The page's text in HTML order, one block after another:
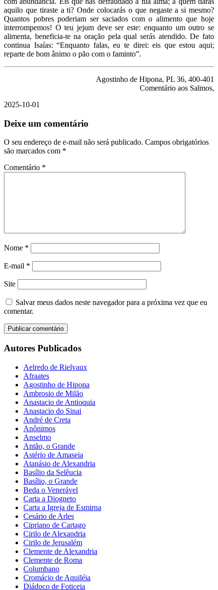
aquilo que tiraste a ti? Onde colocarás o que negaste a si mesmo?
Quantos pobres poderiam ser saciados com o alimento que hoje
interrompemos! O teu jejum deve ser este: enquanto um outro se
alimenta, beneficia-te na oração pela qual serás atendido. De fato
continua Isaías: “Enquanto falas, eu te direi: eis que estou aqui;
reparte de bom ânimo o pão com o faminto”.
Agostinho de Hipona, PL 36, 400-401
Comentário aos Salmos,
2025-10-01
Deixe um comentário
O seu endereço de e-mail não será publicado. Campos obrigatórios
são marcados com *
Comentário *
Nome *
E-mail *
Site
Salvar meus dados neste navegador para a próxima vez que eu
comentar.
Autores Publicados
Aelredo de Rielvaux
Afraates
Agostinho de Hipona
Ambrosio de Milão
Anastacio de Antioquia
Anastacio do Sinai
André de Creta
Anônimos
Anselmo
Antão, o Grande
Astério de Amaseia
Atanásio de Alexandria
Basílio da Selêucia
Basílio, o Grande
Beda o Venerável
Carta a Diogneto
Carta a Igreja de Esmirna
Cesário de Arles
Cipriano de Cartago
Cirilo de Alexandria
Cirilo de Jerusalém
Clemente de Alexandria
Clemente de Roma
Columbano
Cromácio de Aquiléia
Diádoco de Foticeia